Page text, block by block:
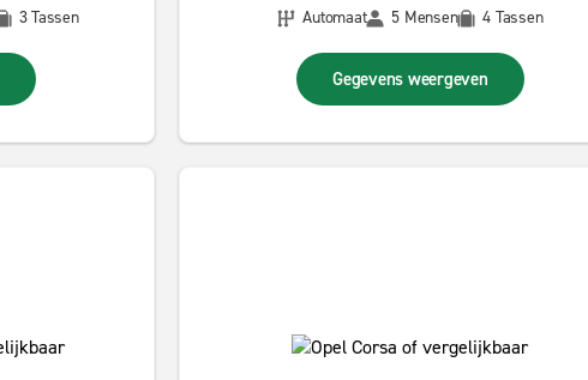
3 Tassen
Automaat
5 Mensen 4 Tassen
Gegevens weergeven